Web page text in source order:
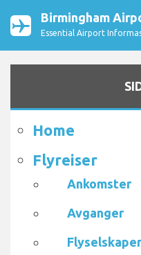
Birmingham
Essential Airport
Home
Flyreiser
Ankomster
Avganger